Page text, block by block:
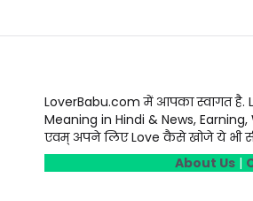
LoverBabu.com में आपका स्वागत है.
Meaning in Hindi & News,
एवम् अपने लिए Love कैसे खोजे ये भी
About Us |